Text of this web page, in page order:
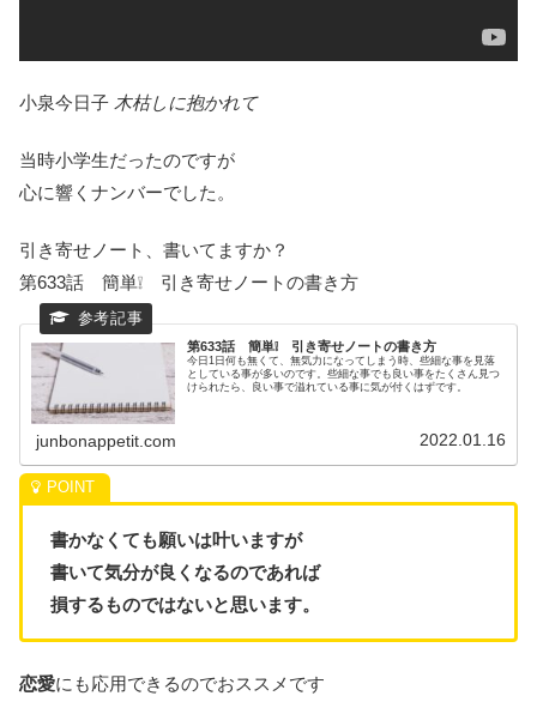
小泉今日子 木枯しに抱かれて
当時小学生だったのですが
心に響くナンバーでした。
引き寄せノート、書いてますか？
第633話 簡単❕ 引き寄せノートの書き方
第633話 簡単❕ 引き寄せノートの書き方
今日1日何も無くて、無気力になってしまう時、些細な事を見落
としている事が多いのです。些細な事でも良い事をたくさん見つ
けられたら、良い事で溢れている事に気が付くはずです。
junbonappetit.com 2022.01.16
書かなくても願いは叶いますが
書いて気分が良くなるのであれば
損するものではないと思います。
恋愛にも応用できるのでおススメです